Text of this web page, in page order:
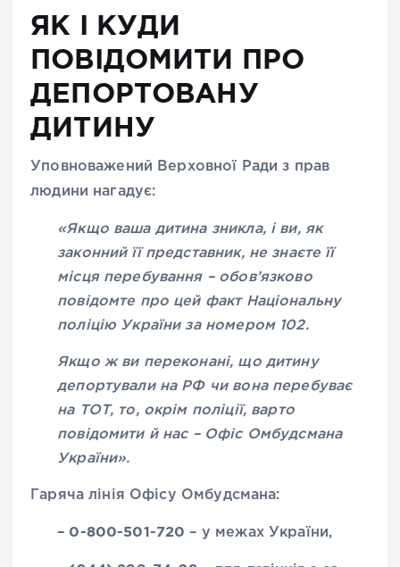
ЯК І КУДИ
ПОВІДОМИТИ ПРО
ДЕПОРТОВАНУ
ДИТИНУ
Уповноважений Верховної Ради з прав
людини нагадує:
«Якщо ваша дитина зникла, і ви, як
законний її представник, не знаєте її
місця перебування – обов’язково
повідомте про цей факт Національну
поліцію України за номером 102.
Якщо ж ви переконані, що дитину
депортували на РФ чи вона перебуває
на ТОТ, то, окрім поліції, варто
повідомити й нас – Офіс Омбудсмана
України».
Гаряча лінія Офісу Омбудсмана:
– 0-800-501-720 – у межах України,